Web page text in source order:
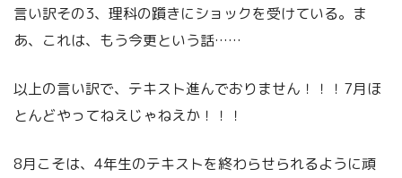
言い訳その3、理科の躓きにショックを受けている。ま
あ、これは、もう今更という話……
以上の言い訳で、テキスト進んでおりません！！！7月ほ
とんどやってねえじゃねえか！！！
8月こそは、4年生のテキストを終わらせられるように頑